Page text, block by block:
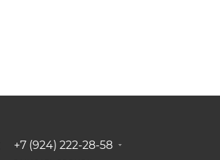
+7 (924) 222-28-58